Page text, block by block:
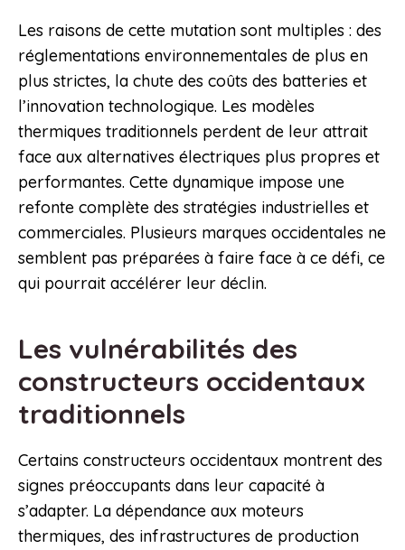
Les raisons de cette mutation sont multiples : des
réglementations environnementales de plus en
plus strictes, la chute des coûts des batteries et
l’innovation technologique. Les modèles
thermiques traditionnels perdent de leur attrait
face aux alternatives électriques plus propres et
performantes. Cette dynamique impose une
refonte complète des stratégies industrielles et
commerciales. Plusieurs marques occidentales ne
semblent pas préparées à faire face à ce défi, ce
qui pourrait accélérer leur déclin.
Les vulnérabilités des
constructeurs occidentaux
traditionnels
Certains constructeurs occidentaux montrent des
signes préoccupants dans leur capacité à
s’adapter. La dépendance aux moteurs
thermiques, des infrastructures de production